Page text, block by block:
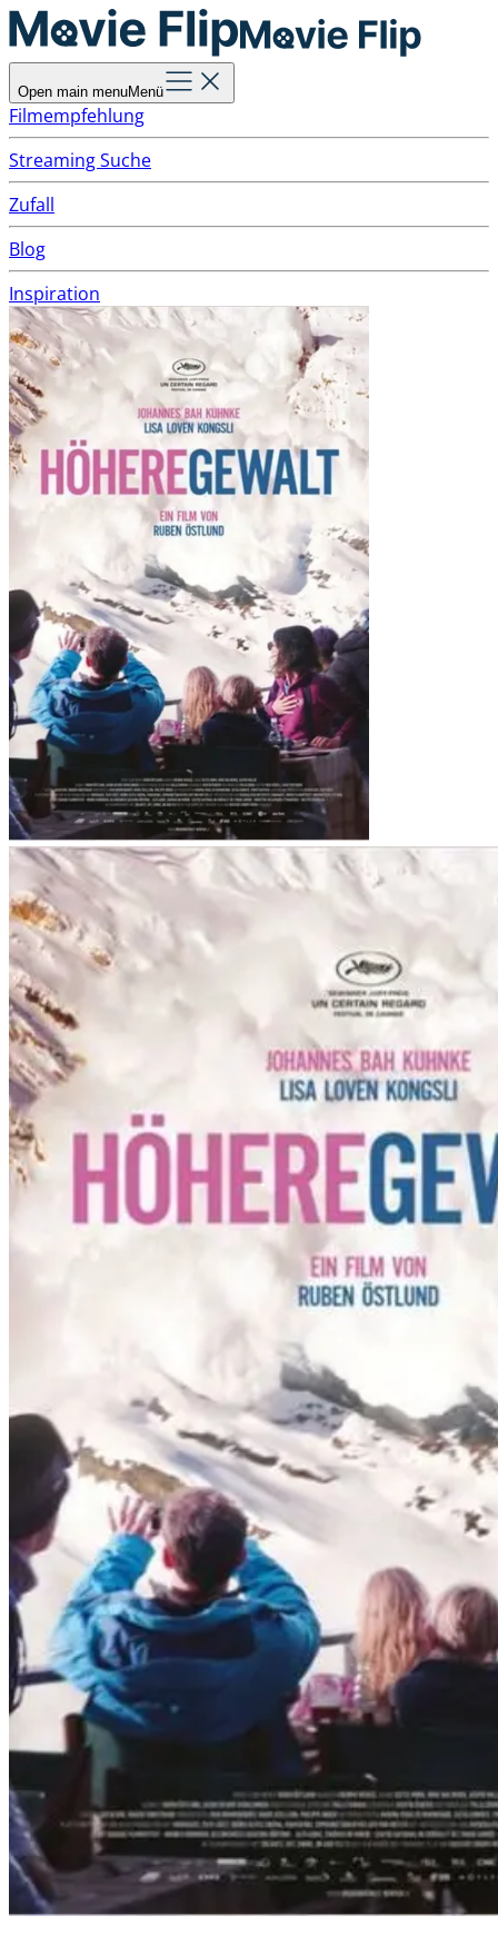
Open main menuMenü
Filmempfehlung
Streaming Suche
Zufall
Blog
Inspiration